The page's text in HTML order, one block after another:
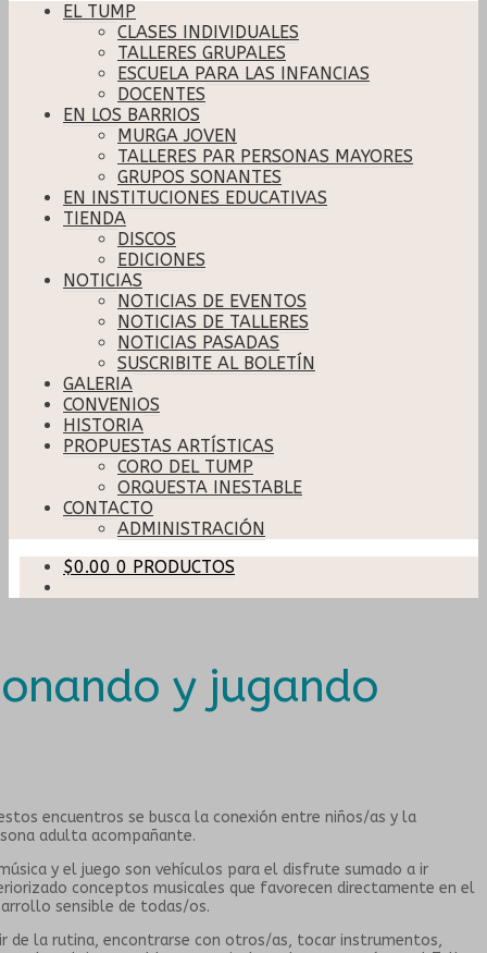
EL TUMP
CLASES INDIVIDUALES
TALLERES GRUPALES
ESCUELA PARA LAS INFANCIAS
DOCENTES
EN LOS BARRIOS
MURGA JOVEN
TALLERES PAR PERSONAS MAYORES
GRUPOS SONANTES
EN INSTITUCIONES EDUCATIVAS
TIENDA
DISCOS
EDICIONES
NOTICIAS
NOTICIAS DE EVENTOS
NOTICIAS DE TALLERES
NOTICIAS PASADAS
SUSCRIBITE AL BOLETÍN
GALERIA
CONVENIOS
HISTORIA
PROPUESTAS ARTÍSTICAS
CORO DEL TUMP
ORQUESTA INESTABLE
CONTACTO
ADMINISTRACIÓN
$0.00 0 PRODUCTOS
y jugando
encuentros se busca la conexión entre niños/as y la
adulta acompañante.
y el juego son vehículos para el disfrute sumado a ir
conceptos musicales que favorecen directamente en el
sensible de todas/os.
de la rutina, encontrarse con otros/as, tocar instrumentos,